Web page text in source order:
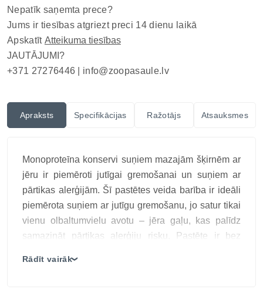
Nepatīk saņemta prece?
Jums ir tiesības atgriezt preci 14 dienu laikā
Apskatīt Atteikuma tiesības
JAUTĀJUMI?
+371 27276446 | info@zoopasaule.lv
Apraksts Specifikācijas Ražotājs Atsauksmes
Monoproteīna konservi suņiem mazajām šķirnēm ar
jēru ir piemēroti jutīgai gremošanai un suņiem ar
pārtikas alerģijām. Šī pastētes veida barība ir ideāli
piemērota suņiem ar jutīgu gremošanu, jo satur tikai
vienu olbaltumvielu avotu – jēra gaļu, kas palīdz
samazināt pārtikas alerģiju risku. Pastēte ir bez
Rādīt vairāk❯